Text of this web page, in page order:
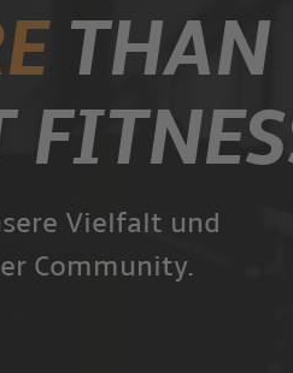
THAN
Vielfalt und
Community.